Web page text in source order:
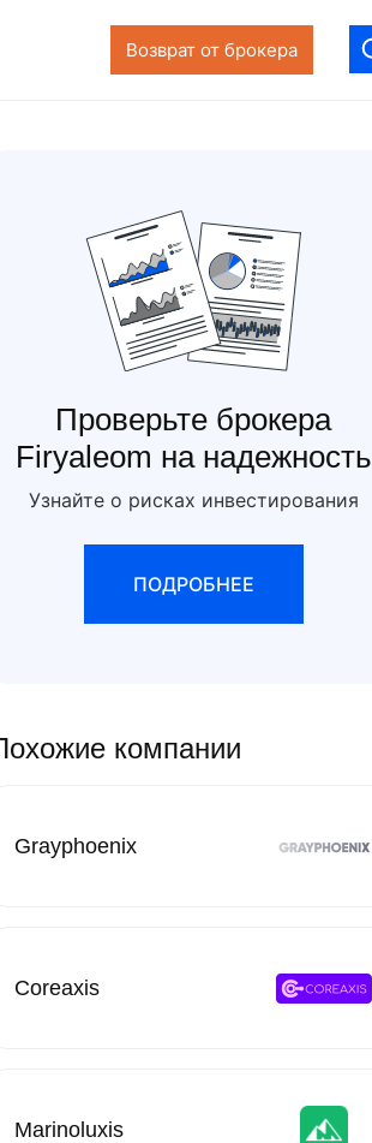
Возврат от брокера
Проверьте брокера
Firyaleom на надежность
Узнайте о рисках инвестирования
ПОДРОБНЕЕ
компании
Grayphoenix
Coreaxis
Marinoluxis